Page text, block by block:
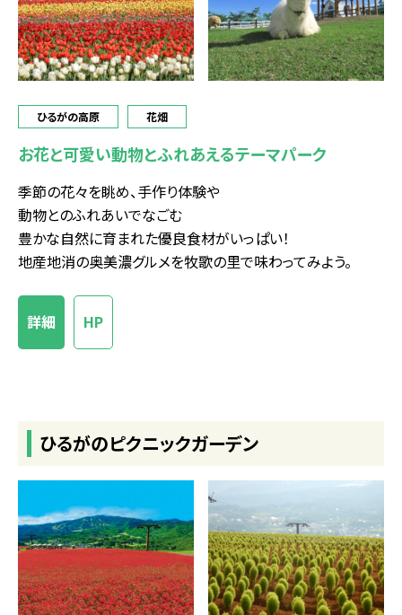
ひるがの高原 花畑
お花と可愛い動物とふれあえるテーマパーク
季節の花々を眺め、手作り体験や
動物とのふれあいでなごむ
豊かな自然に育まれた優良食材がいっぱい！
地産地消の奥美濃グルメを牧歌の里で味わってみよう。
詳細 HP
ひるがのピクニックガーデン